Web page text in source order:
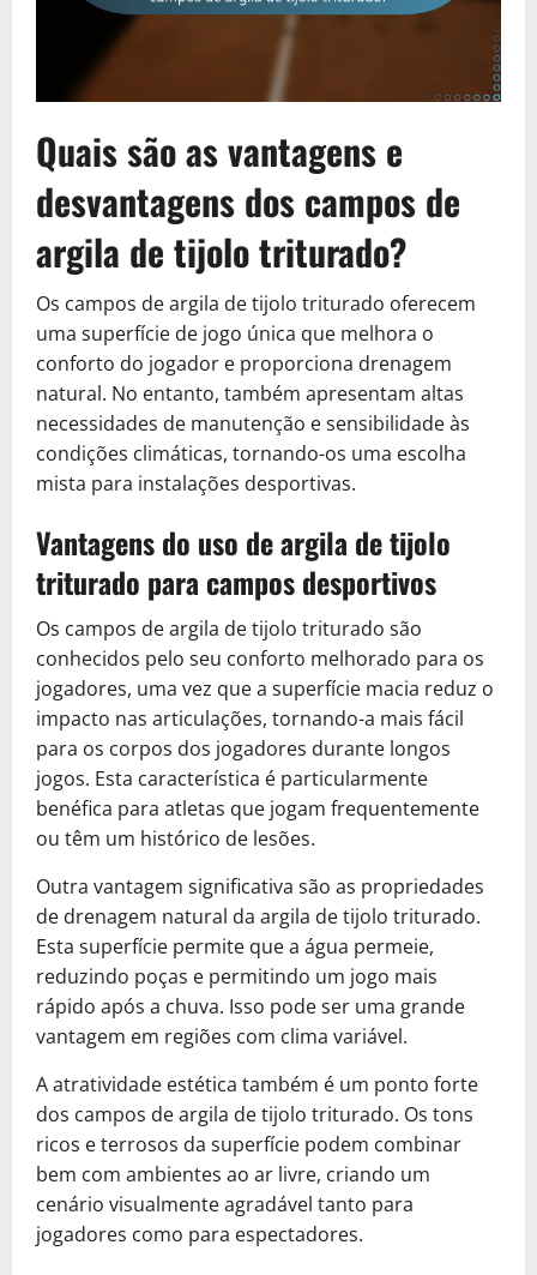
Quais são as vantagens e
desvantagens dos campos de
argila de tijolo triturado?
Os campos de argila de tijolo triturado oferecem
uma superfície de jogo única que melhora o
conforto do jogador e proporciona drenagem
natural. No entanto, também apresentam altas
necessidades de manutenção e sensibilidade às
condições climáticas, tornando-os uma escolha
mista para instalações desportivas.
Vantagens do uso de argila de tijolo
triturado para campos desportivos
Os campos de argila de tijolo triturado são
conhecidos pelo seu conforto melhorado para os
jogadores, uma vez que a superfície macia reduz o
impacto nas articulações, tornando-a mais fácil
para os corpos dos jogadores durante longos
jogos. Esta característica é particularmente
benéfica para atletas que jogam frequentemente
ou têm um histórico de lesões.
Outra vantagem significativa são as propriedades
de drenagem natural da argila de tijolo triturado.
Esta superfície permite que a água permeie,
reduzindo poças e permitindo um jogo mais
rápido após a chuva. Isso pode ser uma grande
vantagem em regiões com clima variável.
A atratividade estética também é um ponto forte
dos campos de argila de tijolo triturado. Os tons
ricos e terrosos da superfície podem combinar
bem com ambientes ao ar livre, criando um
cenário visualmente agradável tanto para
jogadores como para espectadores.